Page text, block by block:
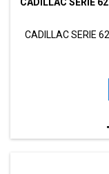
CADILLAC SERIE